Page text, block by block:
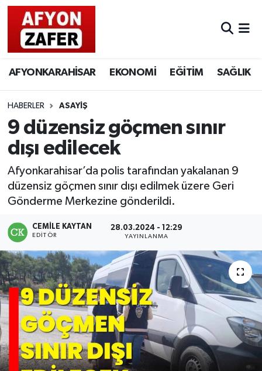
AFYONKARAHİSAR EKONOMİ EĞİTİM SAĞLIK
HABERLER ASAYİŞ
9 düzensiz göçmen sınır
dışı edilecek
Afyonkarahisar’da polis tarafından yakalanan 9
düzensiz göçmen sınır dışı edilmek üzere Geri
Gönderme Merkezine gönderildi.
CEMILE KAYTAN
EDITÖR
28.03.2024 - 12:29
YAYINLANMA